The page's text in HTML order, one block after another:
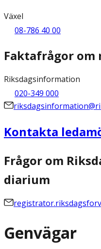
Växel
08-786 40 00
Faktafrågor om
Riksdagsinformation
020-349 000
Kontakta
Frågor om
diarium
Genvägar